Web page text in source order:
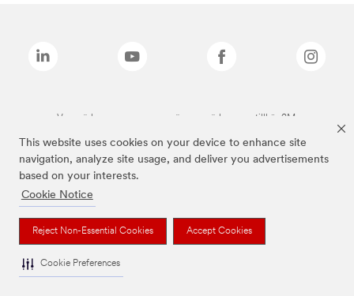
This website uses cookies on your device to enhance site
navigation, analyze site usage, and deliver you advertisements
based on your interests.
Cookie Notice
Reject Non-Essential Cookies Accept Cookies
Cookie Preferences
Varumärken som anges ovan är varumärken som tillhör 3M.